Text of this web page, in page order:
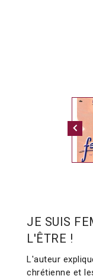
JE SUIS
L'ÊTRE !
L'auteur
chrétienne et